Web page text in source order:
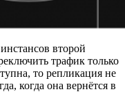
второй
трафик только
то репликация не
когда она вернётся в